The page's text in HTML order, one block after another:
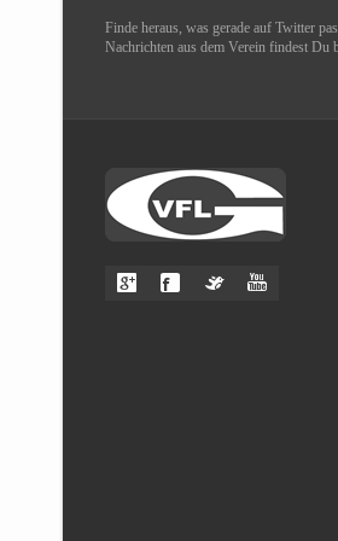
Finde heraus, was gerade auf Twitter
Nachrichten aus dem Verein findest Du